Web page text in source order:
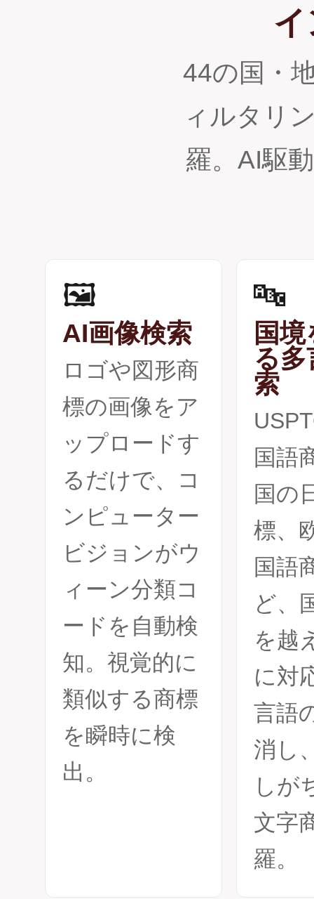
44の国・
ィルタリ
羅。AI駆
🖼️
AI画像検索
ロゴや図形商
標の画像をア
ップロードす
るだけで、コ
ンピューター
ビジョンがウ
ィーン分類コ
ードを自動検
知。視覚的に
類似する商標
を瞬時に検
出。
🔤
国
る多
索
国語
国の
標、
国語
ど、
を越
に対
言語
消し
しが
文字
羅。